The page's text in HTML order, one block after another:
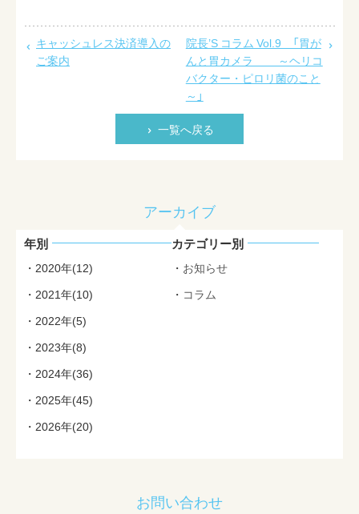
キャッシュレス決済導入の
ご案内
一覧へ戻る
院長’S コラム Vol.9 「胃が
んと胃カメラ ～ヘリコ
バクター・ピロリ菌のこと
～」
アーカイブ
年別
2020年(12)
2021年(10)
2022年(5)
2023年(8)
2024年(36)
2025年(45)
2026年(20)
カテゴリー別
お知らせ
コラム
お問い合わせ